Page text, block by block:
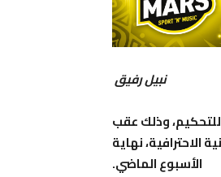
نبيل رفيق
للتحكيم، وذلك عقب
الجولة 28 من البطولة الوطنية الاحترافية، نهاية
الأسبوع الماضي.